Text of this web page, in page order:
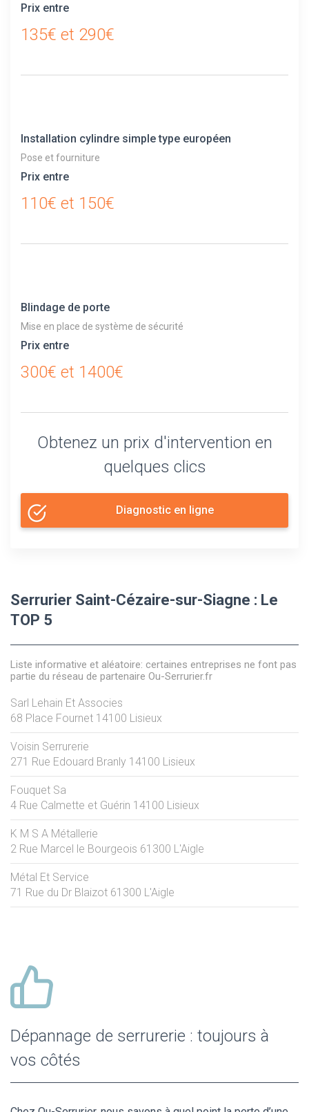
Prix entre
135€ et 290€
Installation cylindre simple type européen
Pose et fourniture
Prix entre
110€ et 150€
Blindage de porte
Mise en place de système de sécurité
Prix entre
300€ et 1400€
Obtenez un prix d'intervention en
quelques clics
Diagnostic en ligne
Serrurier Saint-Cézaire-sur-Siagne : Le
TOP 5
Liste informative et aléatoire: certaines entreprises ne font pas
partie du réseau de partenaire Ou-Serrurier.fr
Sarl Lehain Et Associes
68 Place Fournet 14100 Lisieux
Voisin Serrurerie
271 Rue Edouard Branly 14100 Lisieux
Fouquet Sa
4 Rue Calmette et Guérin 14100 Lisieux
K M S A Métallerie
2 Rue Marcel le Bourgeois 61300 L'Aigle
Métal Et Service
71 Rue du Dr Blaizot 61300 L'Aigle
Dépannage de serrurerie : toujours à
vos côtés